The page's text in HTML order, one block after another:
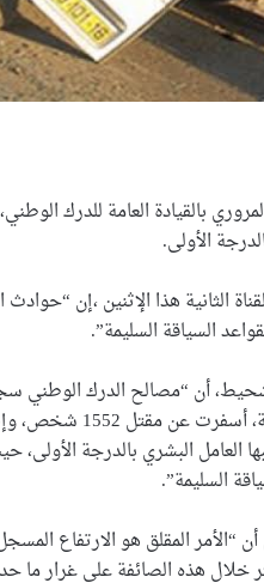
الأولى.
الثانية هذا الإثنين ،إن
السياقة السليمة”.
السليمة”.
أن “الأمر المقلق هو الارتفاع
خلال هذه الصائفة على غرار ما